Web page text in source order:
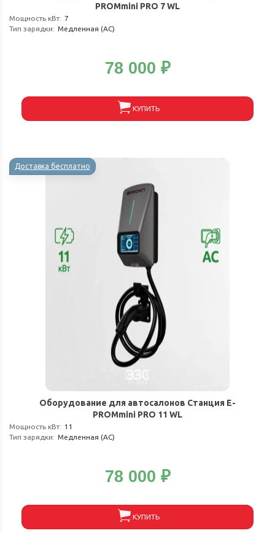
PROMmini PRO 7 WL
Мощность кВт: 7
Тип зарядки: Медленная (АС)
78 000 ₽
КУПИТЬ
Доставка бесплатно
Оборудование для автосалонов Станция E-
PROMmini PRO 11 WL
Мощность кВт: 11
Тип зарядки: Медленная (АС)
78 000 ₽
КУПИТЬ